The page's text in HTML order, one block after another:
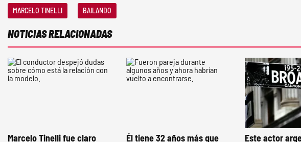
MARCELO TINELLI BAILANDO
NOTICIAS RELACIONADAS
Marcelo Tinelli fue claro
Él tiene 32 años más que
Este actor